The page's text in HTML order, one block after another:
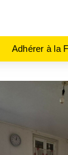
Adhérer à la